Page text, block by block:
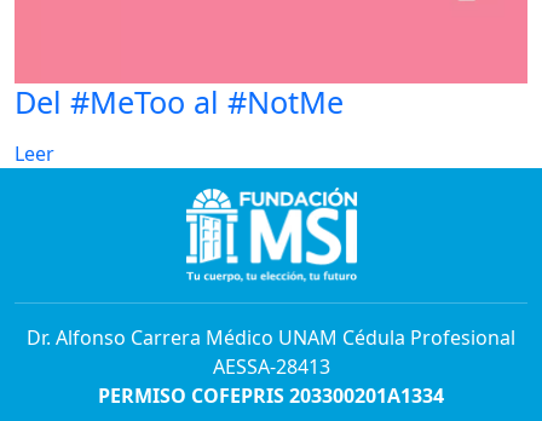
Del #MeToo al #NotMe
Leer
Dr. Alfonso Carrera Médico UNAM Cédula Profesional
AESSA-28413
PERMISO COFEPRIS 203300201A1334